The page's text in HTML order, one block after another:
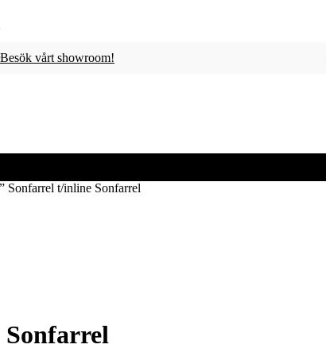
Besök vårt showroom!
Sonfarrel t/inline Sonfarrel